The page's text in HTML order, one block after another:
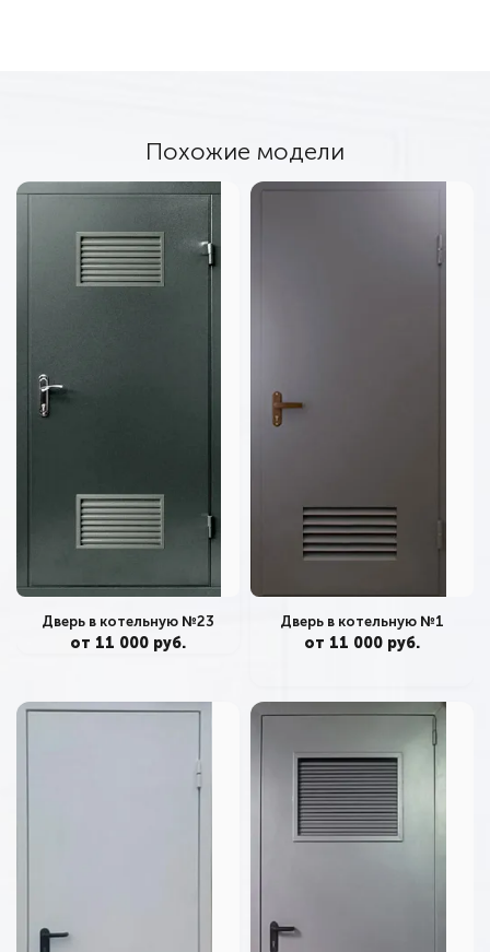
Похожие модели
Дверь в котельную №23
от 11 000 руб.
Дверь в котельную №1
от 11 000 руб.